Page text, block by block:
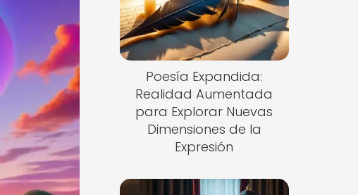
Poesía Expandida:
Realidad Aumentada
para Explorar Nuevas
Dimensiones de la
Expresión